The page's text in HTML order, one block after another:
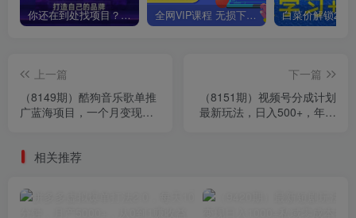
你还在到处找项目？还在当韭菜？我靠卖项目一个月收入5万+，曾经我也是个失败者。 全网VIP课程 无损下载~
上一篇
（8149期）酷狗音乐歌单推
广蓝海项目，一个月变现
下一篇
（8151期）视频号分成计划
最新玩法，日入500+，年末
相关推荐